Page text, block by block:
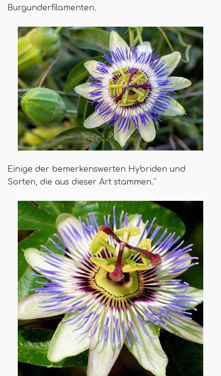
Burgunderfilamenten.
Einige der bemerkenswerten Hybriden und
Sorten, die aus dieser Art stammen.''